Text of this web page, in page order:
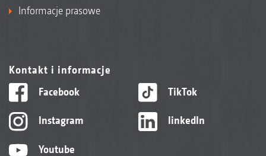
Informacje prasowe
Kontakt i informacje
Facebook
Instagram
Youtube
TikTok
linkedIn